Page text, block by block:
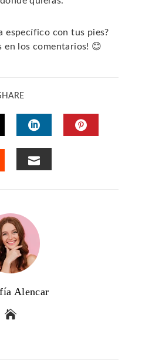
específico con tus pies?
en los comentarios! 😊
LINKEDIN
Alencar